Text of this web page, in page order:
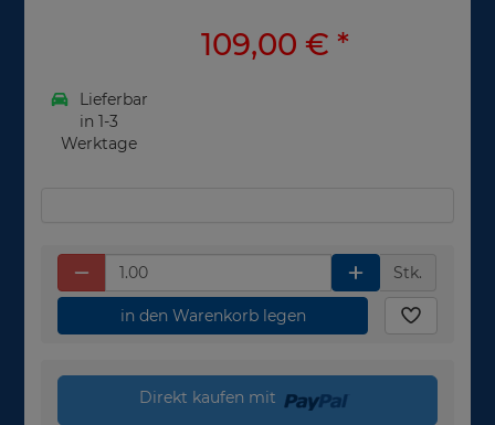
109,00 € *
Lieferbar
in 1-3
Werktage
Stk.
in den Warenkorb legen
Direkt kaufen mit